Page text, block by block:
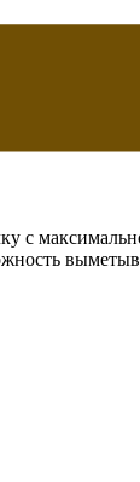
с